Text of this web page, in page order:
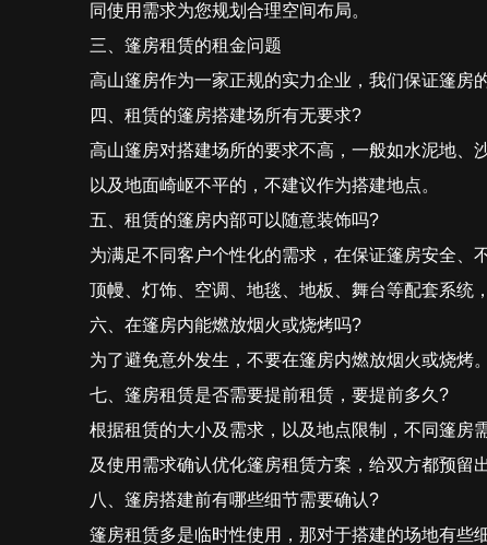
同使用需求为您规划合理空间布局。
三、篷房租赁的租金问题
高山篷房作为一家正规的实力企业，我们保证篷房
四、租赁的篷房搭建场所有无要求?
高山篷房对搭建场所的要求不高，一般如水泥地、
以及地面崎岖不平的，不建议作为搭建地点。
五、租赁的篷房内部可以随意装饰吗?
为满足不同客户个性化的需求，在保证篷房安全、
顶幔、灯饰、空调、地毯、地板、舞台等配套系统
六、在篷房内能燃放烟火或烧烤吗?
为了避免意外发生，不要在篷房内燃放烟火或烧烤
七、篷房租赁是否需要提前租赁，要提前多久?
根据租赁的大小及需求，以及地点限制，不同篷房
及使用需求确认优化篷房租赁方案，给双方都预留
八、篷房搭建前有哪些细节需要确认?
篷房租赁多是临时性使用，那对于搭建的场地有些